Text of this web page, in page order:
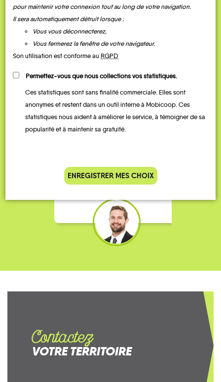
Témoignages
Je vais bosser en train, mais le
parking de la gare est toujours
bien, je fais ça matin et soir.
Stéphane 36 ans
Contactez
VOTRE TERRITOIRE
pour maintenir votre connexion tout au long de votre navigation.
Il sera automatiquement détruit lorsque :
Vous vous déconnecterez,
Vous fermerez la fenêtre de votre navigateur.
Son utilisation est conforme au RGPD
Permettez-vous que nous collections vos statistiques.
Ces statistiques sont sans finalité commerciale. Elles sont
anonymes et restent dans un outil interne à Mobicoop. Ces
statistiques nous aident à améliorer le service, à témoigner de sa
popularité et à maintenir sa gratuité.
ENREGISTRER MES CHOIX